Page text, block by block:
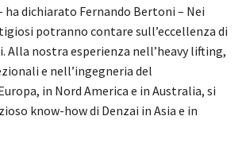
dichiarato Fernando Bertoni – Nei
potranno contare sull’eccellenza di
Alla nostra esperienza nell’heavy lifting,
e nell’ingegneria del
in Nord America e in Australia, si
know-how di Denzai in Asia e in